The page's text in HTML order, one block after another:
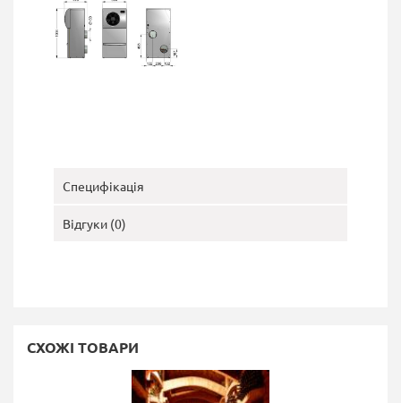
Специфікація
Відгуки (0)
СХОЖІ ТОВАРИ